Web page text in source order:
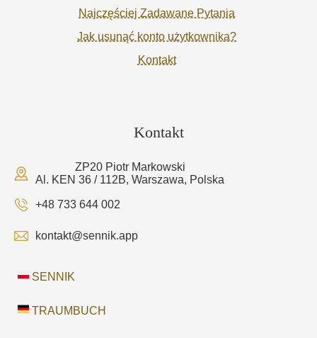
Najczęściej Zadawane Pytania
Jak usunąć konto użytkownika?
Kontakt
Kontakt
ZP20 Piotr Markowski
Al. KEN 36 / 112B, Warszawa, Polska
+48 733 644 002
kontakt@sennik.app
SENNIK
TRAUMBUCH